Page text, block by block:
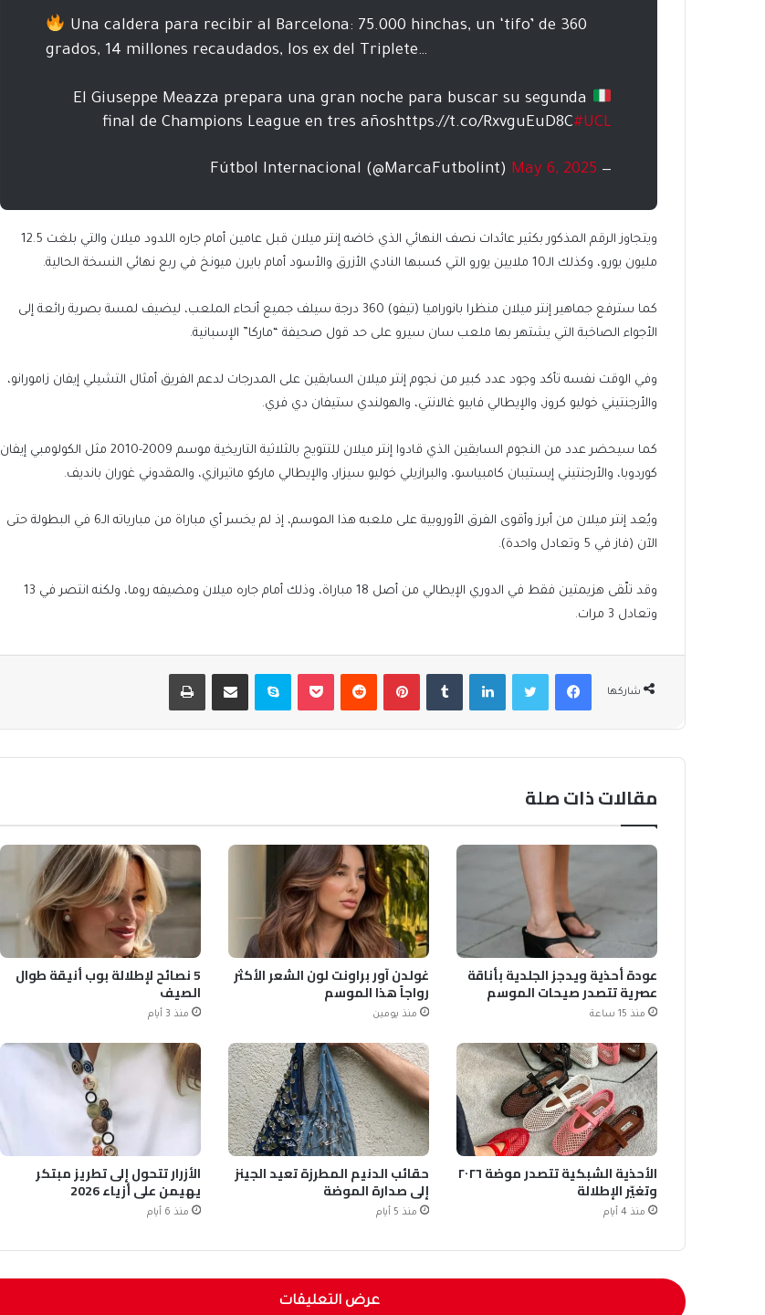
Una caldera para recibir al Barcelona: 75.000 hinchas, un ‘tifo’ de 360
grados, 14 millones recaudados, los ex del Triplete…
El Giuseppe Meazza prepara una gran noche para buscar su segunda
final de Champions League en tres añoshttps://t.co/RxvguEuD8C#UCL
— Fútbol Internacional (@MarcaFutbolint)
May 6, 2025
ويتجاوز الرقم المذكور بكثير عائدات نصف النهائي الذي خاضه إنتر ميلان قبل عامين أمام جاره اللدود ميلان والتي بلغت 12.5
مليون يورو، وكذلك الـ10 ملايين يورو التي كسبها النادي الأزرق والأسود أمام بايرن ميونخ في ربع نهائي النسخة الحالية.
كما سترفع جماهير إنتر ميلان منظرا بانوراميا (تيفو) 360 درجة سيلف جميع أنحاء الملعب، ليضيف لمسة بصرية رائعة إلى
الأجواء الصاخبة التي يشتهر بها ملعب سان سيرو على حد قول صحيفة “ماركا” الإسبانية.
وفي الوقت نفسه تأكد وجود عدد كبير من نجوم إنتر ميلان السابقين على المدرجات لدعم الفريق أمثال التشيلي إيفان زامورانو،
والأرجنتيني خوليو كروز، والإيطالي فابيو غالانتي، والهولندي ستيفان دي فري.
كما سيحضر عدد من النجوم السابقين الذي قادوا إنتر ميلان للتتويج بالثلاثية التاريخية موسم 2009-2010 مثل الكولومبي إيفان
كوردوبا، والأرجنتيني إيستيبان كامبياسو، والبرازيلي خوليو سيزار، والإيطالي ماركو ماتيرازي، والمقدوني غوران بانديف.
ويُعد إنتر ميلان من أبرز وأقوى الفرق الأوروبية على ملعبه هذا الموسم، إذ لم يخسر أي مباراة من مبارياته الـ6 في البطولة حتى
الآن (فاز في 5 وتعادل واحدة).
وقد تلّقى هزيمتين فقط في الدوري الإيطالي من أصل 18 مباراة، وذلك أمام جاره ميلان ومضيفه روما، ولكنه انتصر في 13
وتعادل 3 مرات.
شاركها
فيسبوكتويتر لينكدإن بينتيريست بوكيت سكايب مشاركة عبر البريد طباعة
مقالات ذات صلة
عودة أحذية ويدجز الجلدية بأناقة
عصرية تتصدر صيحات الموسم
منذ 15 ساعة
غولدن آور براونت لون الشعر الأكثر
رواجاً هذا الموسم
منذ يومين
5 نصائح لإطلالة بوب أنيقة طوال
الصيف
منذ 3 أيام
الأحذية الشبكية تتصدر موضة ٢٠٢٦
وتغيّر الإطلالة
منذ 4 أيام
حقائب الدنيم المطرزة تعيد الجينز
إلى صدارة الموضة
منذ 5 أيام
الأزرار تتحول إلى تطريز مبتكر
يهيمن على أزياء 2026
منذ 6 أيام
عرض التعليقات